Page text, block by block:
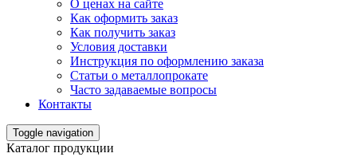
О ценах на сайте
Как оформить заказ
Как получить заказ
Условия доставки
Инструкция по оформлению заказа
Статьи о металлопрокате
Часто задаваемые вопросы
Контакты
Toggle navigation
Каталог продукции